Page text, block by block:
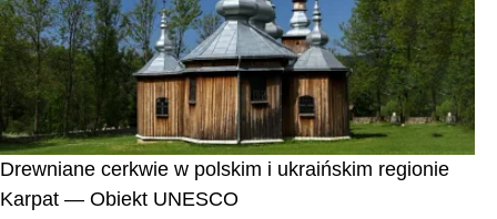
Drewniane cerkwie w polskim i ukraińskim regionie
Karpat — Obiekt UNESCO